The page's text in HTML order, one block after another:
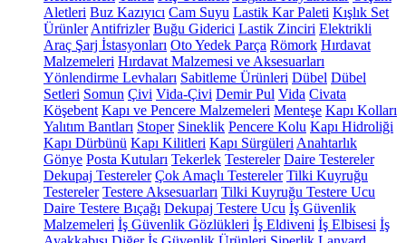
Aletleri Buz Kazıyıcı Cam Suyu Lastik Kar Paleti Kışlık Set
Ürünler Antifrizler Buğu Giderici Lastik Zinciri Elektrikli
Araç Şarj İstasyonları Oto Yedek Parça Römork Hırdavat
Malzemeleri Hırdavat Malzemesi ve Aksesuarları
Yönlendirme Levhaları Sabitleme Ürünleri Dübel Dübel
Setleri Somun Çivi Vida-Çivi Demir Pul Vida Civata
Köşebent Kapı ve Pencere Malzemeleri Menteşe Kapı Kolları
Yalıtım Bantları Stoper Sineklik Pencere Kolu Kapı Hidroliği
Kapı Dürbünü Kapı Kilitleri Kapı Sürgüleri Anahtarlık
Gönye Posta Kutuları Tekerlek Testereler Daire Testereler
Dekupaj Testereler Çok Amaçlı Testereler Tilki Kuyruğu
Testereler Testere Aksesuarları Tilki Kuyruğu Testere Ucu
Daire Testere Bıçağı Dekupaj Testere Ucu İş Güvenlik
Malzemeleri İş Güvenlik Gözlükleri İş Eldiveni İş Elbisesi İş